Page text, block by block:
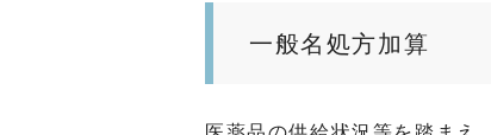
一般名処方加算